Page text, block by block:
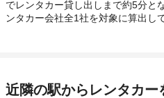
でレンタカー貸し出しまで約5分
ンタカー会社全1社を対象に算出し
近隣の駅からレンタカー